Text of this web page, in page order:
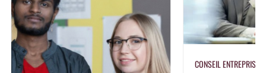
CONSEIL ENTREPRISE